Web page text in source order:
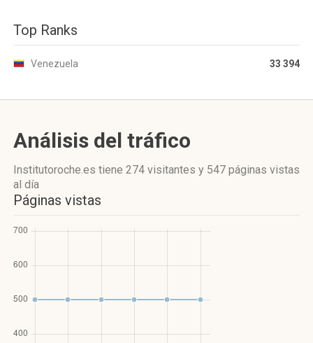
Top Ranks
Venezuela 33 394
Análisis del tráfico
Institutoroche.es tiene 274 visitantes y 547 páginas vistas
al día
Páginas vistas